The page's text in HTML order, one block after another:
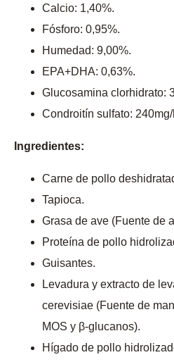
Calcio: 1,40%.
Fósforo: 0,95%.
Humedad: 9,00%.
EPA+DHA: 0,63%.
Glucosamina clorhidrato:
Condroitín sulfato: 240mg/
Ingredientes:
Carne de pollo
Tapioca.
Grasa de ave (Fuente de
Proteína de pollo
Guisantes.
Levadura y extracto de
cerevisiae (Fuente de
MOS y β-glucanos).
Hígado de pollo